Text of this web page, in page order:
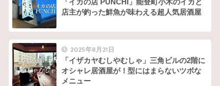
「イカの店 PUNCHI」能登町小木のイカと
店主が釣った鮮魚が味わえる超人気居酒屋
2025年8月21日
「イザカヤむしやむしゃ」三角ビルの2階に
オシャレ居酒屋が！型にはまらないツボな
メニュー